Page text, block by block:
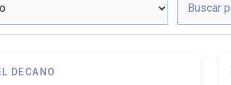
DECANO